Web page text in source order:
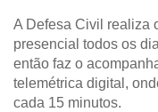
A Defesa Civil realiza
presencial todos os
então faz o
telemétrica digital,
cada 15 minutos.